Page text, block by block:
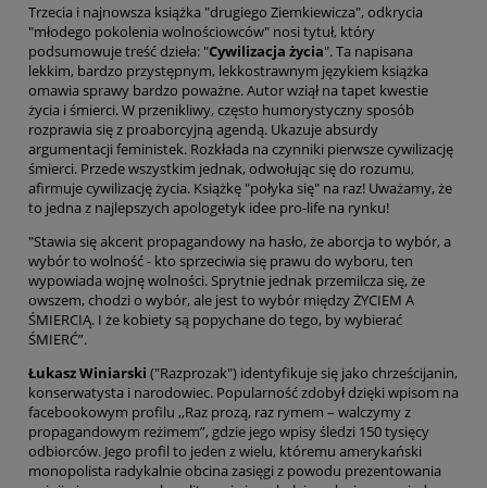
Trzecia i najnowsza książka "drugiego Ziemkiewicza", odkrycia
"młodego pokolenia wolnościowców" nosi tytuł, który
podsumowuje treść dzieła: "Cywilizacja życia". Ta napisana
lekkim, bardzo przystępnym, lekkostrawnym językiem książka
omawia sprawy bardzo poważne. Autor wziął na tapet kwestie
życia i śmierci. W przenikliwy, często humorystyczny sposób
rozprawia się z proaborcyjną agendą. Ukazuje absurdy
argumentacji feministek. Rozkłada na czynniki pierwsze cywilizację
śmierci. Przede wszystkim jednak, odwołując się do rozumu,
afirmuje cywilizację życia. Książkę "połyka się" na raz! Uważamy, że
to jedna z najlepszych apologetyk idee pro-life na rynku!
"Stawia się akcent propagandowy na hasło, że aborcja to wybór, a
wybór to wolność - kto sprzeciwia się prawu do wyboru, ten
wypowiada wojnę wolności. Sprytnie jednak przemilcza się, że
owszem, chodzi o wybór, ale jest to wybór między ŻYCIEM A
ŚMIERCIĄ. I że kobiety są popychane do tego, by wybierać
ŚMIERĆ”.
Łukasz Winiarski ("Razprozak") identyfikuje się jako chrześcijanin,
konserwatysta i narodowiec. Popularność zdobył dzięki wpisom na
facebookowym profilu ,,Raz prozą, raz rymem – walczymy z
propagandowym reżimem”, gdzie jego wpisy śledzi 150 tysięcy
odbiorców. Jego profil to jeden z wielu, któremu amerykański
monopolista radykalnie obcina zasięgi z powodu prezentowania